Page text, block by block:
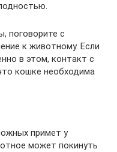
поговорите с
к животному. Если
в этом, контакт с
кошке необходима
примет у
может покинуть